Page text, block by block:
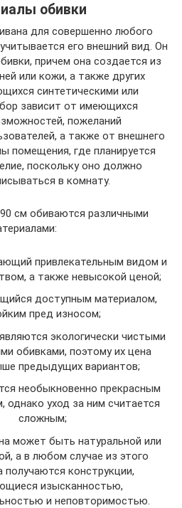
обивки
для совершенно любого
его внешний вид. Он
причем она создается из
или кожи, а также других
синтетическими или
зависит от имеющихся
пожеланий
а также от внешнего
помещения, где планируется
поскольку оно должно
в комнату.
см обиваются различными
привлекательным видом и
а также невысокой ценой;
доступным материалом,
пред износом;
экологически чистыми
обивками, поэтому их цена
предыдущих вариантов;
необыкновенно прекрасным
однако уход за ним считается
сложным;
может быть натуральной или
а в любом случае из этого
получаются конструкции,
изысканностью,
и неповторимостью.